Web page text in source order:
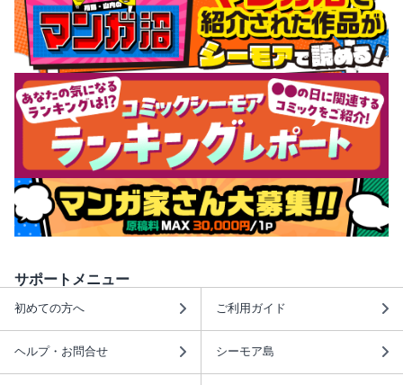
サポートメニュー
初めての方へ ご利用ガイド
ヘルプ・お問合せ シーモア島